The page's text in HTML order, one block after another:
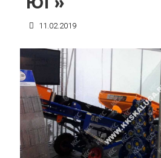
11.02.2019